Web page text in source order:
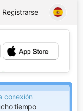
Registrarse
conexión
tiempo